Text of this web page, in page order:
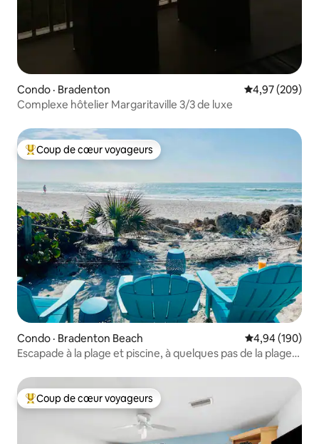
Condo · Bradenton Note
4,97 (209)
Complexe hôtelier Margaritaville 3/3 de luxe
Coup de cœur voyageurs parmi les plus aimés
Coup de cœur voyageurs
Condo · Bradenton Beach Note
4,94 (190)
Escapade à la plage et piscine, à quelques pas de la plage
Coup de cœur voyageurs parmi les plus aimés
Coup de cœur voyageurs